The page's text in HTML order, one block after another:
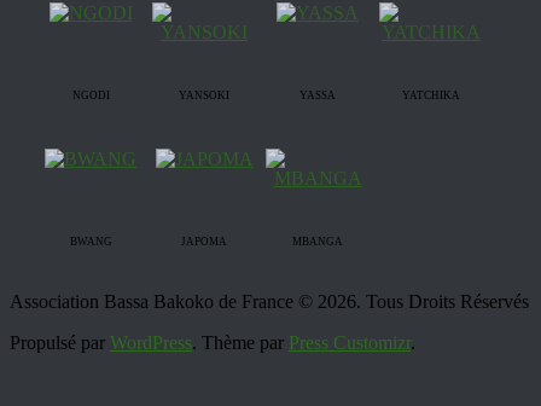
NGODI YANSOKI YASSA YATCHIKA
BWANG JAPOMA MBANGA
Association Bassa Bakoko de France © 2026. Tous Droits Réservés
Propulsé par WordPress. Thème par Press Customizr.